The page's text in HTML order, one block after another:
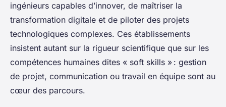
ingénieurs capables d’innover, de maîtriser la
transformation digitale et de piloter des projets
technologiques complexes. Ces établissements
insistent autant sur la rigueur scientifique que sur les
compétences humaines dites « soft skills » : gestion
de projet, communication ou travail en équipe sont au
cœur des parcours.